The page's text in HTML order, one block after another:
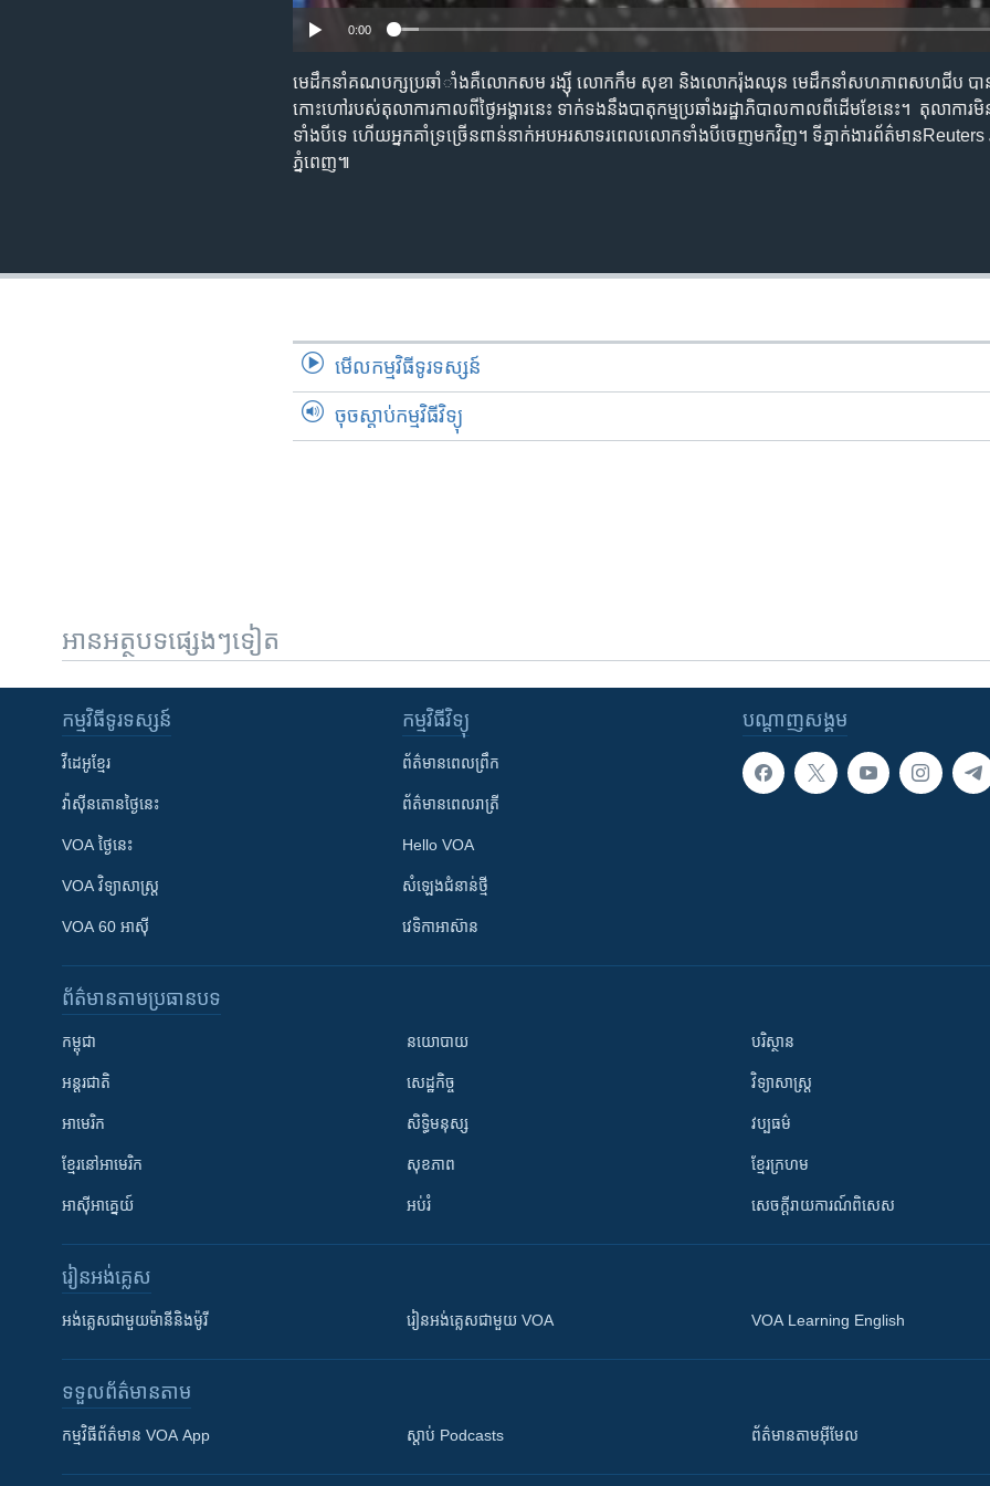
0:00
មេដឹកនាំ​គណ​បក្ស​ប្រឆាំាំង​គឺលោក​សម រង្ស៊ី លោក​កឹម សុខា និង​លោក​រ៉ុង​ឈុន មេ​ដឹកនាំ​សហភាព​សហជីប​ បាន
កោះហៅ​របស់​តុលាការ​កាលពី​ថ្ងៃ​អង្គារ​នេះ ​ទាក់ទង​នឹង​បាតុកម្ម​ប្រឆាំង​រដ្ឋាភិបាល​កាលពី​ដើម​ខែនេះ។ តុលាកា
ទាំងបី​ទេ​ ហើយ​អ្នកគាំទ្រ​ច្រើន​ពាន់​នាក់​អបអរសាទរ​ពេល​លោក​ទាំងបី​ចេញ​មកវិញ។​ ទីភ្នាក់ងារ​ព័ត៌មាន​Reuters
ភ្នំពេញ៕​
មើល​កម្មវិធី​ទូរទស្សន៍
ចុចស្តាប់កម្មវិធីវិទ្យុ
អានអត្ថបទផ្សេងៗទៀត
បណ្តាញ​សង្គម
កម្មវិធី​ទូរទស្សន៍
វីដេអូ​ខ្មែរ
វ៉ាស៊ីនតោន​ថ្ងៃ​នេះ
VOA ថ្ងៃនេះ
VOA ​វិទ្យាសាស្ត្រ
VOA 60 អាស៊ី
កម្មវិធី​វិទ្យុ
ព័ត៌មាន​ពេល​ព្រឹក
ព័ត៌មាន​​ពេល​រាត្រី
Hello VOA
សំឡេង​ជំនាន់​ថ្មី
វេទិកា​អាស៊ាន
ព័ត៌មាន​តាមប្រធានបទ​
កម្ពុជា
អន្តរជាតិ
អាមេរិក
ខ្មែរ​នៅអាមេរិក
អាស៊ីអាគ្នេយ៍
នយោបាយ
សេដ្ឋកិច្ច
សិទ្ធិមនុស្ស
សុខភាព
អប់រំ
បរិស្ថាន
វិទ្យាសាស្រ្ត
វប្បធម៌
ខ្មែរក្រហម
សេចក្តីរាយការណ៍ពិសេស
រៀន​​អង់គ្លេស
អង់គ្លេស​ជាមួយ​ម៉ានី​និង​ម៉ូរី រៀន​​​​​​អង់គ្លេស​​ជាមួយ VOA VOA Learning English
ទទួល​ព័ត៌មាន​តាម
កម្មវិធី​ព័ត៌មាន VOA App ស្តាប់ Podcasts ព័ត៌មាន​តាម​អ៊ីមែល